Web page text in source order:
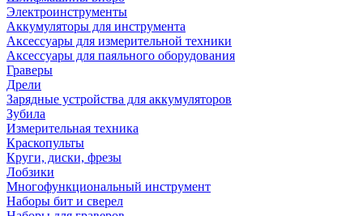
Электроинструменты
Аккумуляторы для инструмента
Аксессуары для измерительной техники
Аксессуары для паяльного оборудования
Граверы
Дрели
Зарядные устройства для аккумуляторов
Зубила
Измерительная техника
Краскопульты
Круги, диски, фрезы
Лобзики
Многофункциональный инструмент
Наборы бит и сверел